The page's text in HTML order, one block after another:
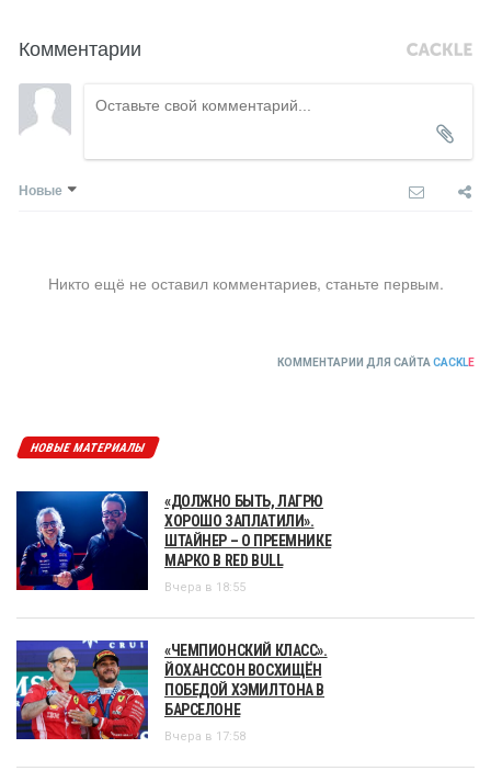
Комментарии
Новые
Никто ещё не оставил комментариев, станьте первым.
КОММЕНТАРИИ ДЛЯ САЙТА CACKLE
НОВЫЕ МАТЕРИАЛЫ
«ДОЛЖНО БЫТЬ, ЛАГРЮ
ХОРОШО ЗАПЛАТИЛИ».
ШТАЙНЕР – О ПРЕЕМНИКЕ
МАРКО В RED BULL
Вчера в 18:55
«ЧЕМПИОНСКИЙ КЛАСС».
ЙОХАНССОН ВОСХИЩЁН
ПОБЕДОЙ ХЭМИЛТОНА В
БАРСЕЛОНЕ
Вчера в 17:58